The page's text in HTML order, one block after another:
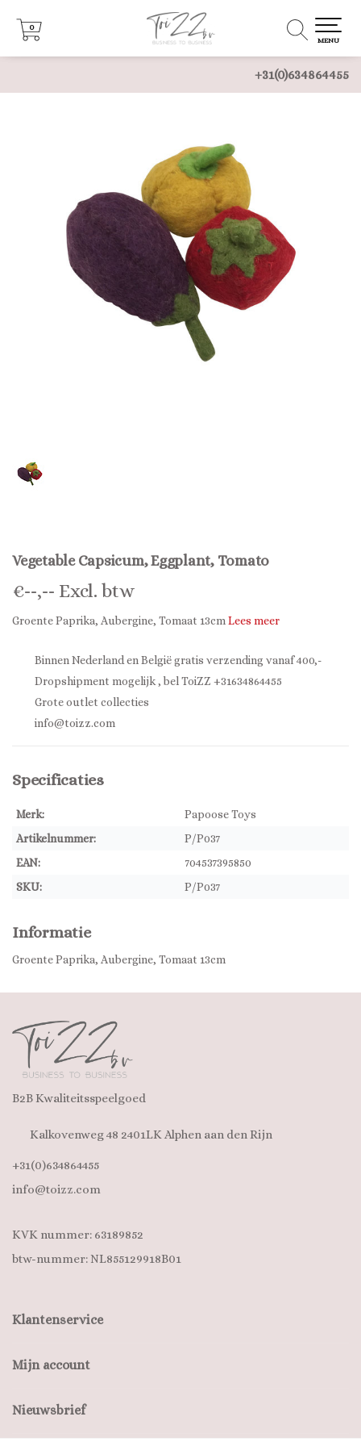
+31(0)634864455
0
0
MENU
Vegetable Capsicum, Eggplant, Tomato
€--,-- Excl. btw
Groente Paprika, Aubergine, Tomaat 13cm Lees meer
Binnen Nederland en België gratis verzending vanaf 400,-
Dropshipment mogelijk , bel ToiZZ +31634864455
Grote outlet collecties
info@toizz.com
Specificaties
Merk:
Papoose Toys
Artikelnummer:
P/P037
EAN:
704537395850
SKU:
P/P037
Informatie
Groente Paprika, Aubergine, Tomaat 13cm
B2B Kwaliteitsspeelgoed
Kalkovenweg 48 2401LK Alphen aan den Rijn
+31(0)634864455
info@toizz.com
KVK nummer: 63189852
btw-nummer: NL855129918B01
Klantenservice
Mijn account
Nieuwsbrief